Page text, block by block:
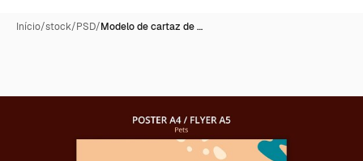
Início/stock/PSD/Modelo de cartaz de …